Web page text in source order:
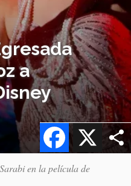
a
X
Facebook
en la película de